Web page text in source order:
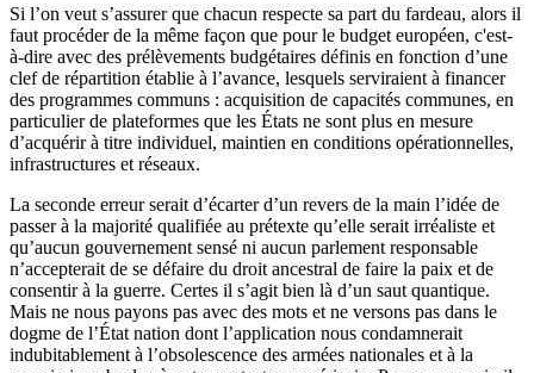
Si l’on veut s’assurer que chacun respecte sa part du fardeau, alors il
faut procéder de la même façon que pour le budget européen, c'est-
à-dire avec des prélèvements budgétaires définis en fonction d’une
clef de répartition établie à l’avance, lesquels serviraient à financer
des programmes communs : acquisition de capacités communes, en
particulier de plateformes que les États ne sont plus en mesure
d’acquérir à titre individuel, maintien en conditions opérationnelles,
infrastructures et réseaux.
La seconde erreur serait d’écarter d’un revers de la main l’idée de
passer à la majorité qualifiée au prétexte qu’elle serait irréaliste et
qu’aucun gouvernement sensé ni aucun parlement responsable
n’accepterait de se défaire du droit ancestral de faire la paix et de
consentir à la guerre. Certes il s’agit bien là d’un saut quantique.
Mais ne nous payons pas avec des mots et ne versons pas dans le
dogme de l’État nation dont l’application nous condamnerait
indubitablement à l’obsolescence des armées nationales et à la